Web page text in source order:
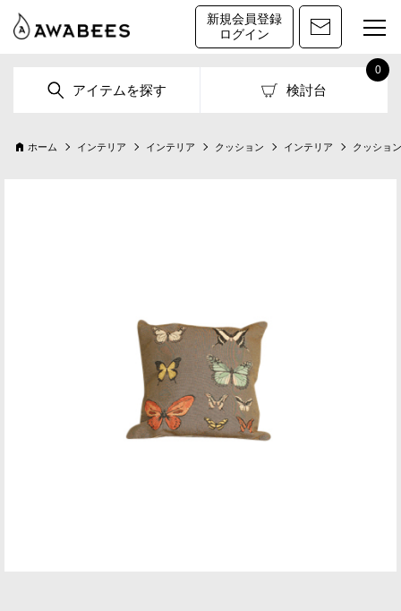
新規会員登録
ログイン
アイテムを探す 検討台
0
ホーム インテリア インテリア クッション インテリア クッション